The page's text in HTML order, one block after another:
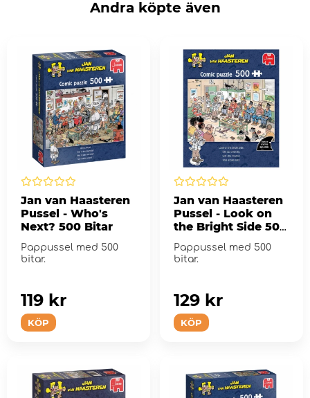
Andra köpte även
Jan van Haasteren
Pussel - Who's
Next? 500 Bitar
Pappussel med 500
bitar.
KÖP
119 kr
Jan van Haasteren
Pussel - Look on
the Bright Side 500
Bitar
Pappussel med 500
bitar.
KÖP
129 kr